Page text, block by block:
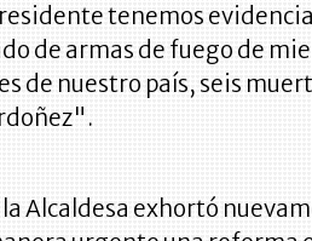
tenemos
de armas de fuego de
de nuestro país, seis
la Alcaldesa exhortó